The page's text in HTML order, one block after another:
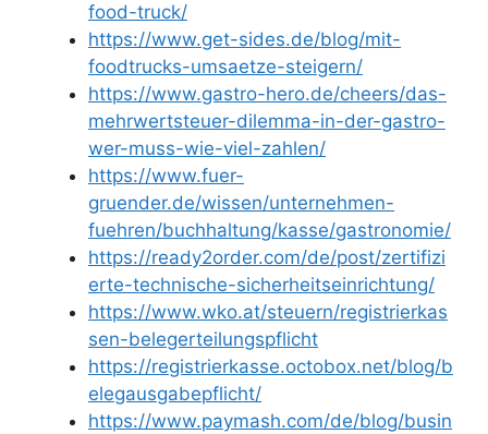
food-truck/
https://www.get-sides.de/blog/mit-
foodtrucks-umsaetze-steigern/
https://www.gastro-hero.de/cheers/das-
mehrwertsteuer-dilemma-in-der-gastro-
wer-muss-wie-viel-zahlen/
https://www.fuer-
gruender.de/wissen/unternehmen-
fuehren/buchhaltung/kasse/gastronomie/
https://ready2order.com/de/post/zertifizi
erte-technische-sicherheitseinrichtung/
https://www.wko.at/steuern/registrierkas
sen-belegerteilungspflicht
https://registrierkasse.octobox.net/blog/b
elegausgabepflicht/
https://www.paymash.com/de/blog/busin